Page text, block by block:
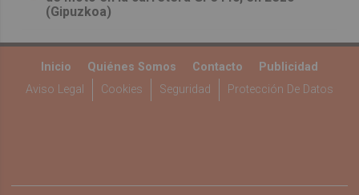
(Gipuzkoa)
Inicio Quiénes Somos Contacto
Publicidad
Aviso Legal
Cookies Seguridad Protección De Datos